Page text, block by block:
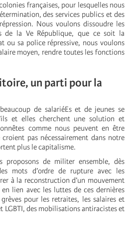
françaises, pour lesquelles nous
des services publics et des
Nous voulons dissoudre les
de la Ve République, que ce soit la
ou sa police répressive, nous voulons
moyen, rendre toutes les fonctions
un parti pour la
de salariéEs et de jeunes se
et elles cherchent une solution et
comme nous peuvent en être
pas nécessairement dans notre
plus le capitalisme.
proposons de militer ensemble, dès
mots d’ordre de rupture avec les
à la reconstruction d’un mouvement
lien avec les luttes de ces dernières
pour les retraites, les salaires et
LGBTI, des mobilisations antiracistes et